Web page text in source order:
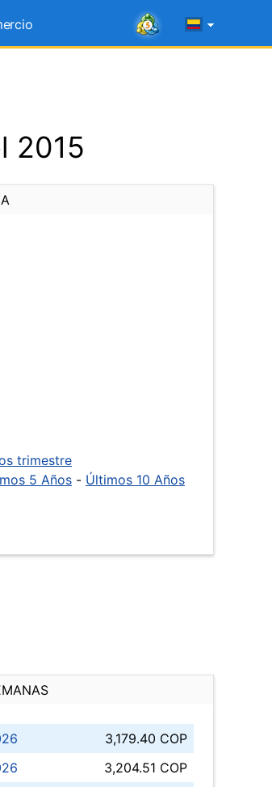
2015
trimestre
5 Años - Últimos 10 Años
3,179.40 COP
3,204.51 COP